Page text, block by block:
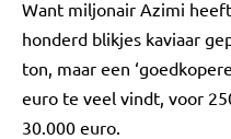
Want miljonair Azimi
honderd blikjes kaviaar
ton, maar een
euro te veel vindt, voor
30.000 euro.